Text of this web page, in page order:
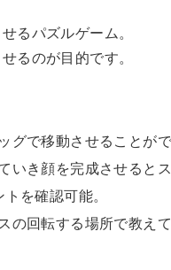
るパズルゲーム。
るのが目的です。
グで移動させることがで
いき顔を完成させると
を確認可能。
の回転する場所で教えて